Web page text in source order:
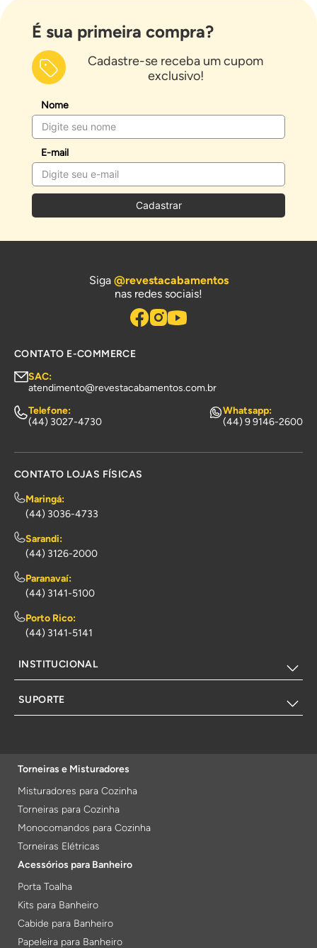
É sua primeira compra?
Cadastre-se receba um cupom
exclusivo!
Nome
E-mail
Cadastrar
Siga @revestacabamentos
nas redes sociais!
CONTATO E-COMMERCE
SAC:
atendimento@revestacabamentos.com.br
Telefone:
(44) 3027-4730
Whatsapp:
(44) 9 9146-2600
CONTATO LOJAS FÍSICAS
Maringá:
(44) 3036-4733
Sarandi:
(44) 3126-2000
Paranavaí:
(44) 3141-5100
Porto Rico:
(44) 3141-5141
INSTITUCIONAL
SUPORTE
Torneiras e Misturadores
Misturadores para Cozinha
Torneiras para Cozinha
Monocomandos para Cozinha
Torneiras Elétricas
Acessórios para Banheiro
Porta Toalha
Kits para Banheiro
Cabide para Banheiro
Papeleira para Banheiro